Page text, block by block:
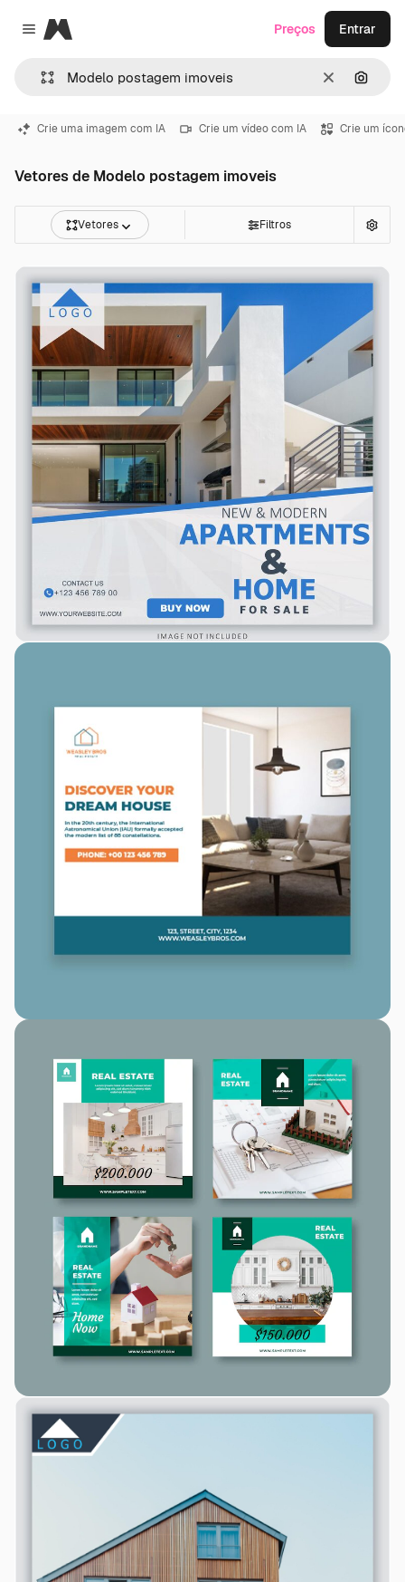
Close menu
Magnific
Limpar
Preços Entrar
Crie uma imagem com IA Crie um vídeo com IA Crie um
Vetores de Modelo postagem imoveis
Vetores Filtros